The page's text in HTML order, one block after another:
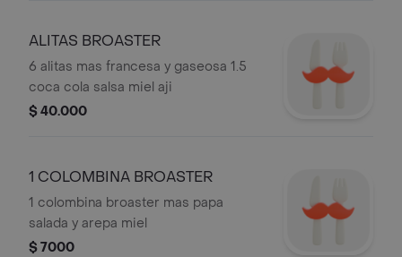
ALITAS BROASTER
6 alitas mas francesa y gaseosa 1.5
coca cola salsa miel aji
$ 40.000
1 COLOMBINA BROASTER
1 colombina broaster mas papa
salada y arepa miel
$ 7000